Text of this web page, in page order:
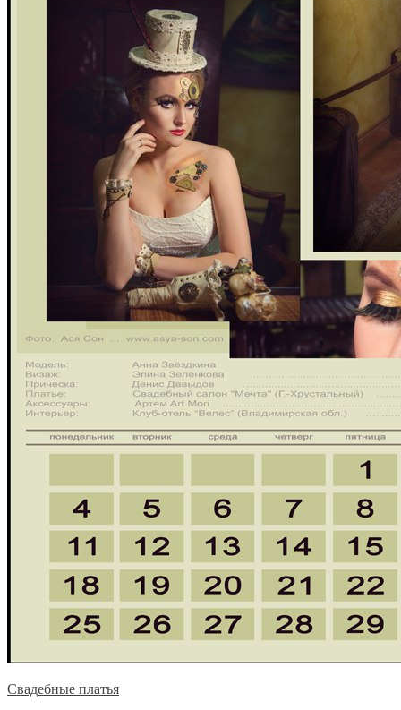
Свадебные платья